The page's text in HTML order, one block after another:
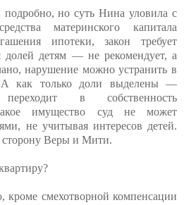
подробно, но суть Нина уловила с
материнского капитала
ипотеки, закон требует
долей детям — не рекомендует, а
нарушение можно устранить в
А как только доли выделены —
в собственность
имущество суд не может
не учитывая интересов детей.
сторону Веры и Мити.
смехотворной компенсации